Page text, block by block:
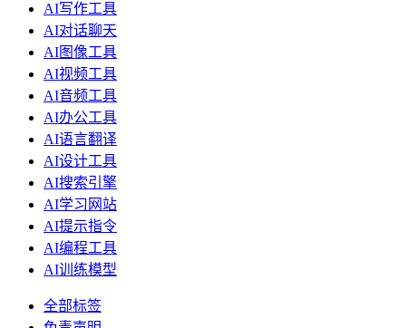
AI写作工具
AI对话聊天
AI图像工具
AI视频工具
AI音频工具
AI办公工具
AI语言翻译
AI设计工具
AI搜索引擎
AI学习网站
AI提示指令
AI编程工具
AI训练模型
全部标签